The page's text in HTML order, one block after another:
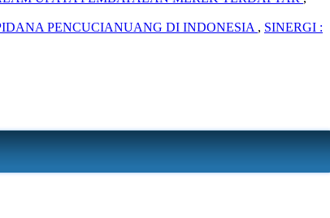
PENCUCIANUANG DI INDONESIA , SINERGI :